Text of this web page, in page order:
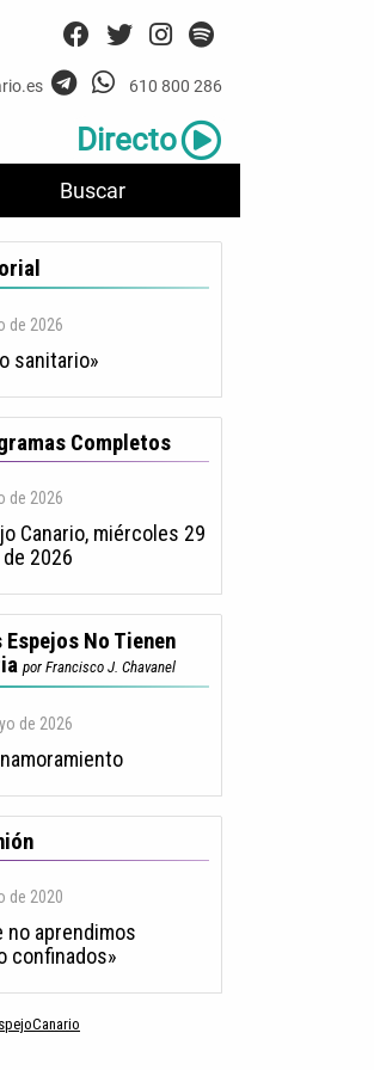
Buscar
610 800 286
Directo
de 2026
sanitario»
Completos
de 2026
Canario, miércoles 29
2026
Espejos No Tienen
por Francisco J. Chavanel
de 2026
de 2020
no aprendimos
confinados»